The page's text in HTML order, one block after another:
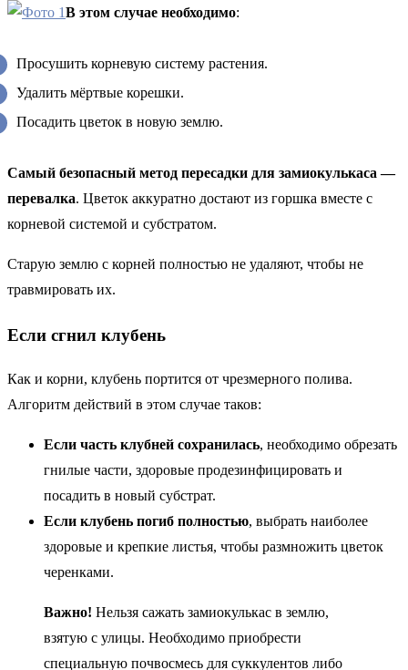
В этом случае необходимо:
Просушить корневую систему растения.
Удалить мёртвые корешки.
Посадить цветок в новую землю.
Самый безопасный метод пересадки для замиокулькаса —
перевалка. Цветок аккуратно достают из горшка вместе с
корневой системой и субстратом.
Старую землю с корней полностью не удаляют, чтобы не
травмировать их.
Если сгнил клубень
Как и корни, клубень портится от чрезмерного полива.
Алгоритм действий в этом случае таков:
Если часть клубней сохранилась, необходимо обрезать
гнилые части, здоровые продезинфицировать и
посадить в новый субстрат.
Если клубень погиб полностью, выбрать наиболее
здоровые и крепкие листья, чтобы размножить цветок
черенками.
Важно! Нельзя сажать замиокулькас в землю,
взятую с улицы. Необходимо приобрести
специальную почвосмесь для суккулентов либо